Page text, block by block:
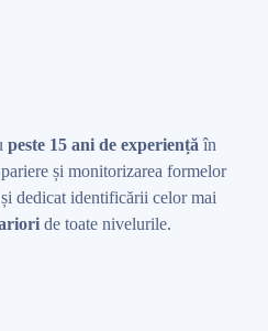
peste 15 ani de experiență în
și monitorizarea formelor
dedicat identificării celor mai
de toate nivelurile.